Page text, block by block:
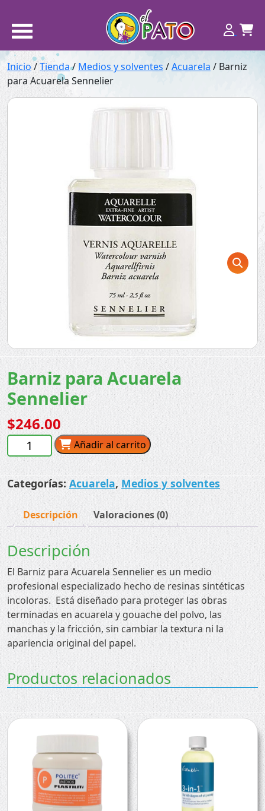
Inicio/Tienda/ Medios y solventes /Acuarela / Barniz
para Acuarela Sennelier
Barniz para Acuarela
Sennelier
$246.00
Barniz
para
Acuarela
Sennelier
cantidad
Añadir al carrito
Categorías: Acuarela, Medios y solventes
Descripción Valoraciones (0)
Descripción
El Barniz para Acuarela Sennelier es un medio
profesional especializado hecho de resinas sintéticas
incoloras. Está diseñado para proteger las obras
terminadas en acuarela y gouache del polvo, las
manchas y la fricción, sin cambiar la textura ni la
apariencia original del papel.
Productos relacionados